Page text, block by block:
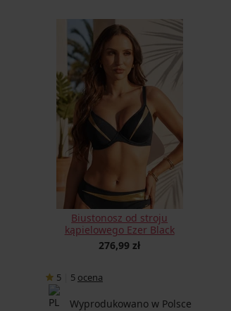
Biustonosz od stroju
kąpielowego Ezer Black
276,99 zł
5 5 ocena
Wyprodukowano w Polsce